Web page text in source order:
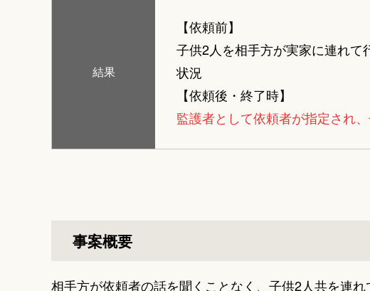
結果
【依頼前】
子供2人を相手方が実家に連れ
状況
【依頼後・終了時】
監護者として依頼者が指定され
事案概要
相手方が依頼者の話を聞くことなく、子供2人共を連れ